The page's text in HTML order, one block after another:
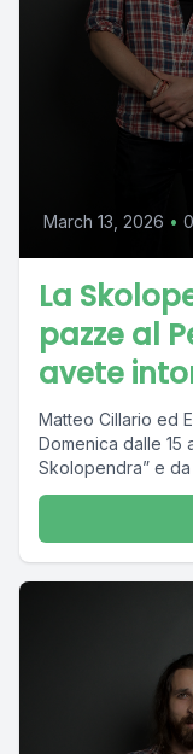
March 13, 2026 •
La
pazze al
avete
Matteo Cillario ed
Domenica dalle 15
Skolopendra” e